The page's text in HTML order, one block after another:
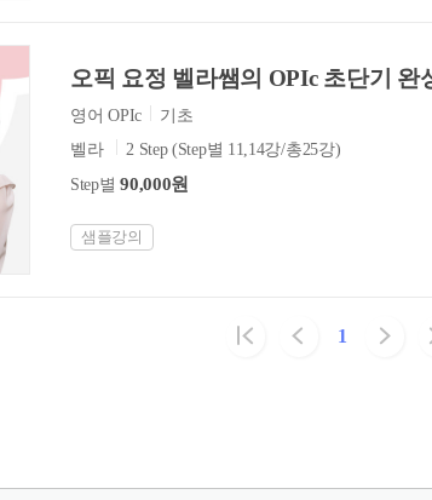
오픽 요정 벨라쌤의 OPIc 초단기
영어 OPIc
기초
벨라
2 Step (Step별 11,14강/총25강)
Step별90,000원
샘플강의
1